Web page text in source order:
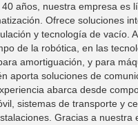
años, nuestra empresa es
Ofrece soluciones
y tecnología de vacío.
de la robótica, en las
amortiguación, y para
aporta soluciones de
abarca desde
sistemas de transporte y
Gracias a nuestra